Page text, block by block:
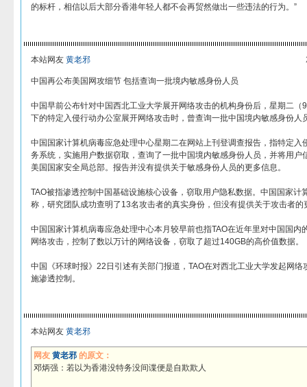
的标杆，相信以后大部分香港年轻人都不会再贸然做出一些违法的行为。”
本站网友 黄老邪
中国再公布美国网攻细节 包括查询一批境内敏感身份人员
中国早前公布针对中国西北工业大学展开网络攻击的机构身份后，星期二（
下的特定入侵行动办公室展开网络攻击时，曾查询一批中国境内敏感身份人
中国国家计算机病毒应急处理中心星期二在网站上刊登调查报告，指特定入
务系统，实施用户数据窃取，查询了一批中国境内敏感身份人员，并将用户
美国国家安全局总部。报告并没有提供关于敏感身份人员的更多信息。
TAO被指渗透控制中国基础设施核心设备，窃取用户隐私数据。中国国家计
称，研究团队成功查明了13名攻击者的真实身份，但没有提供关于攻击者的
中国国家计算机病毒应急处理中心本月较早前也指TAO在近年里对中国国内
网络攻击，控制了数以万计的网络设备，窃取了超过140GB的高价值数据。
中国《环球时报》22日引述有关部门报道，TAO在对西北工业大学发起网
施渗透控制。
本站网友 黄老邪
网友 黄老邪的原文：
邓炳强：若以为香港没特务没间谍便是自欺欺人